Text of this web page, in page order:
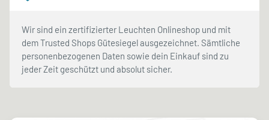
Wir sind ein zertifizierter Leuchten Onlineshop und mit
dem Trusted Shops Gütesiegel ausgezeichnet. Sämtliche
personenbezogenen Daten sowie dein Einkauf sind zu
jeder Zeit geschützt und absolut sicher.